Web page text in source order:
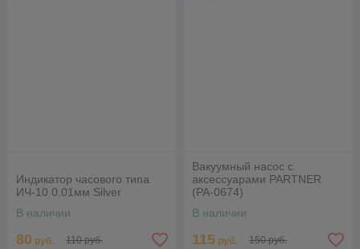
Индикатор часового типа
ИЧ-10 0.01мм Silver
В наличии
80 руб. 110 руб.
Вакуумный насос с
аксессуарами PARTNER
(PA-0674)
В наличии
115 руб. 150 руб.